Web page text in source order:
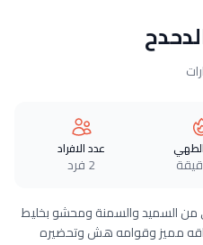
عدد الافراد
2 فرد
من السميد والسمنة ومحشو بخليط
مميز وقوامه هش وتحضيره